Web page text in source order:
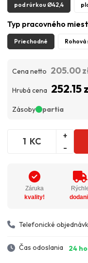
pod rúrkou Ø42,4
Typ pracovného
Priechodné
Cena netto 205.00
Hrubá cena 252.15
Zásoby partia
KC
+
-
Záruka
kvality!
Telefonické
Čas odoslania 24